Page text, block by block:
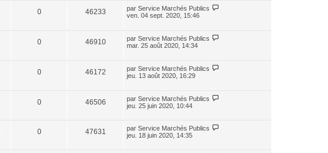
0 46233 par Service Marchés Publics
ven. 04 sept. 2020, 15:46
0 46910 par Service Marchés Publics
mar. 25 août 2020, 14:34
0 46172 par Service Marchés Publics
jeu. 13 août 2020, 16:29
0 46506 par Service Marchés Publics
jeu. 25 juin 2020, 10:44
0 47631 par Service Marchés Publics
jeu. 18 juin 2020, 14:35